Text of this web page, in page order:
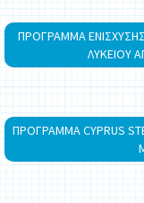
ΠΡΟΓΡΑΜΜΑ
ΛΥΚΕΙΟΥ
ΠΡΟΓΡΑΜΜΑ CYPRUS